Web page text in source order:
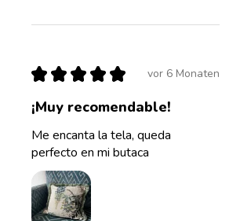
★ ★ ★ ★ ★ vor 6 Monaten
¡Muy recomendable!
Me encanta la tela, queda
perfecto en mi butaca